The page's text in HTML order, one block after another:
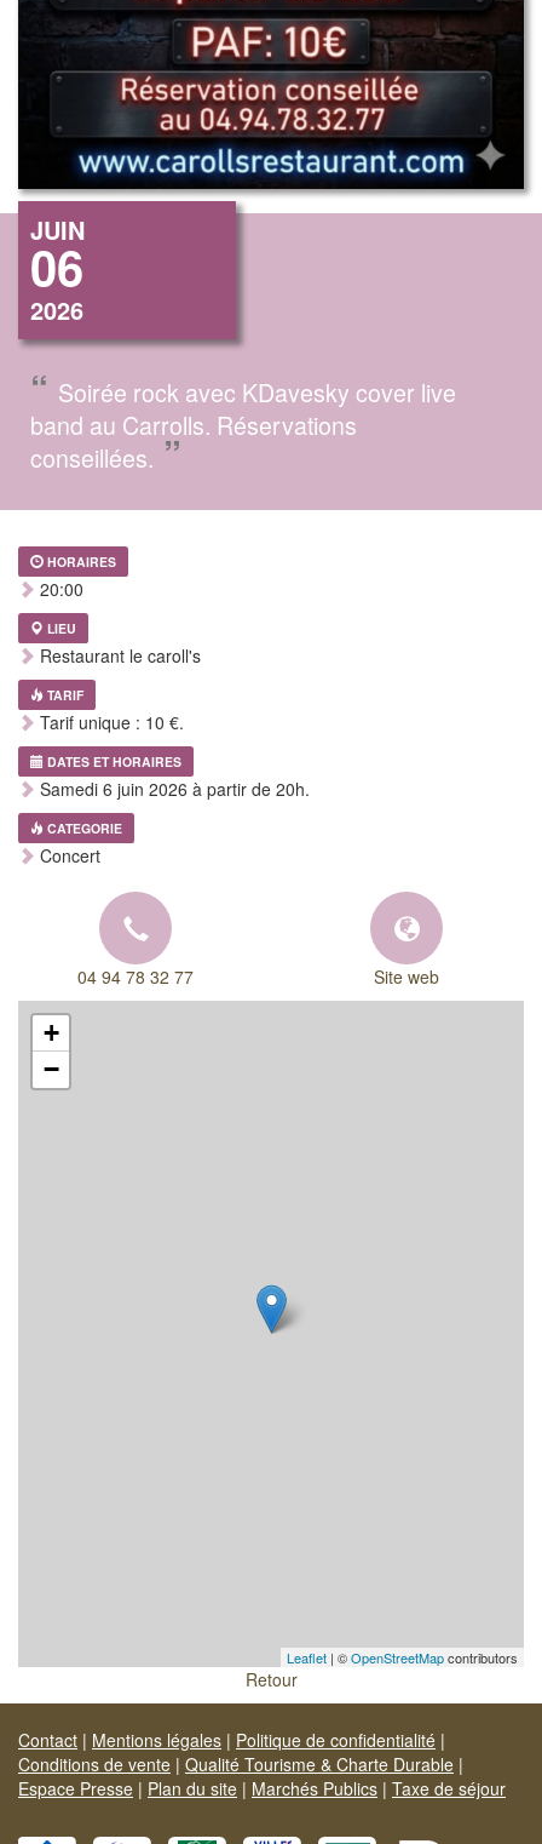
JUIN
06
2026
“ Soirée rock avec KDavesky cover live
band au Carrolls. Réservations
conseillées. ”
HORAIRES
20:00
LIEU
Restaurant le caroll's
TARIF
Tarif unique : 10 €.
DATES ET HORAIRES
Samedi 6 juin 2026 à partir de 20h.
CATEGORIE
Concert
04 94 78 32 77 Site web
+
−
Leaflet | ©OpenStreetMapcontributors
Retour
Contact | Mentions légales | Politique de confidentialité |
Conditions de vente | Qualité Tourisme & Charte Durable |
Espace Presse | Plan du site | Marchés Publics | Taxe de séjour